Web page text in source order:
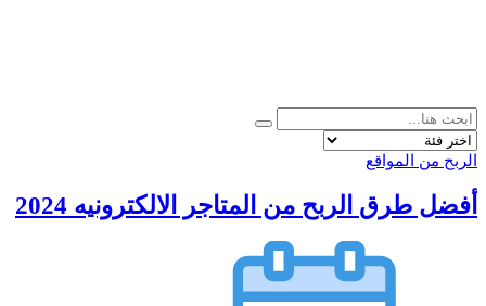
الربح من المواقع
أفضل طرق الربح من المتاجر الالكترونيه 2024